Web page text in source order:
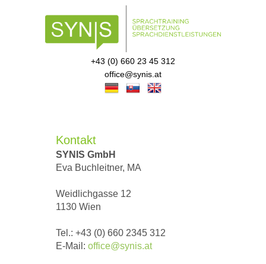
+43 (0) 660 23 45 312
office@synis.at
Kontakt
SYNIS GmbH
Eva Buchleitner, MA
Weidlichgasse 12
1130 Wien
Tel.: +43 (0) 660 2345 312
E-Mail: office@synis.at